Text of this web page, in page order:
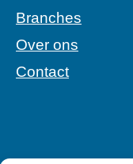
Branches
Over ons
Contact